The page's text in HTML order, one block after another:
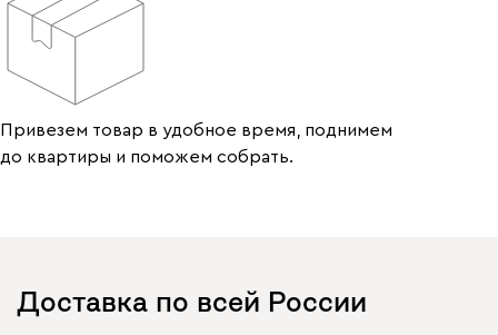
Привезем товар в удобное время, поднимем
до квартиры и поможем собрать.
Доставка по всей России